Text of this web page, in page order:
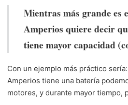
Mientras más grande es
Amperios quiere decir
tiene mayor capacidad
Con un ejemplo más práctico
Amperios tiene una batería
motores, y durante mayor tiempo,